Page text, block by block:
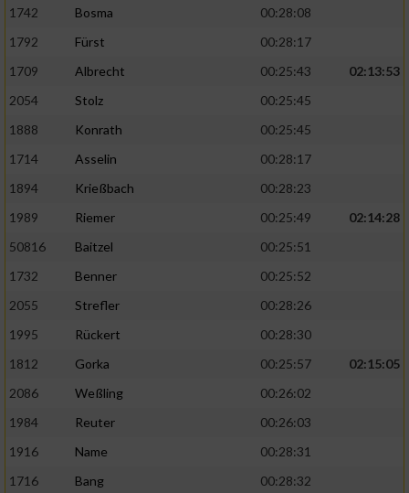
1742
Bosma
00:28:08
1792
Fürst
00:28:17
1709
Albrecht 00:25:43
02:13:53
2054
Stolz
00:25:45
1888
Konrath
00:25:45
1714
Asselin
00:28:17
1894
Krießbach
00:28:23
1989
Riemer 00:25:49
02:14:28
50816
Baitzel
00:25:51
1732
Benner
00:25:52
2055
Strefler
00:28:26
1995
Rückert
00:28:30
1812
Gorka 00:25:57
02:15:05
2086
Weßling
00:26:02
1984
Reuter
00:26:03
1916
Name
00:28:31
1716
Bang
00:28:32